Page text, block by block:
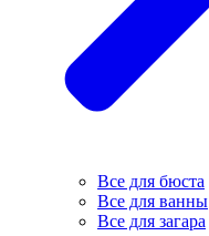
Все для бюста
Все для ванны
Все для загара